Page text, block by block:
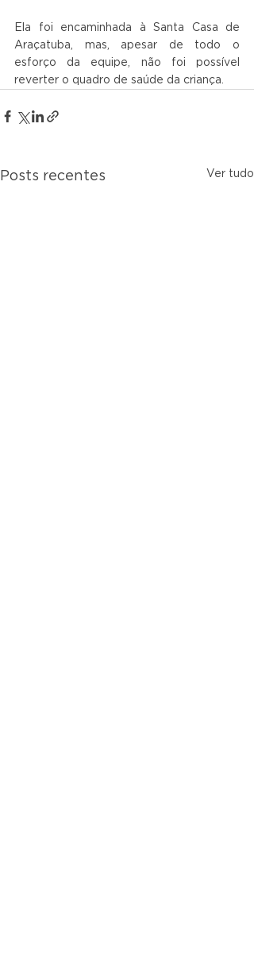
Ela foi encaminhada à Santa Casa de
Araçatuba, mas, apesar de todo o
esforço da equipe, não foi possível
reverter o quadro de saúde da criança.
Posts recentes Ver tudo